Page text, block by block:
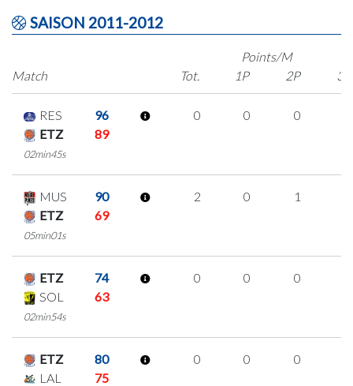
SAISON 2011-2012
Match
Points/M
Tot.
1P 2P 3P
RES
96
ETZ
89
02min45s
0 0 0
MUS
90
ETZ
69
05min01s
2 0 1
ETZ
74
SOL
63
02min54s
0 0 0
ETZ
80
LAL
75
0 0 0